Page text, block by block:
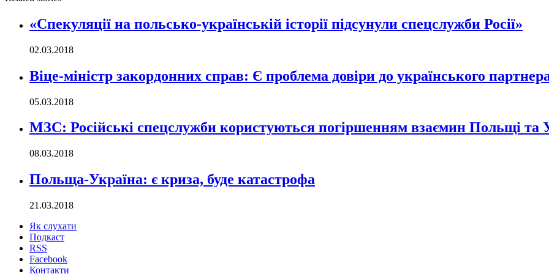
«Спекуляції на польсько-українській історії підсунули спецслужби Росії»
02.03.2018
Віце-міністр закордонних справ: Є проблема довіри до українського
05.03.2018
МЗС: Російські спецслужби користуються погіршенням взаємин Польщі та
08.03.2018
Польща-Україна: є криза, буде катастрофа
21.03.2018
Як слухати
Подкаст
RSS
Facebook
Контакти